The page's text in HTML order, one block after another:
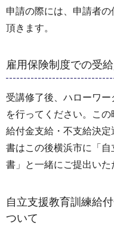
申請の際には、申請者
頂きます。
雇用保険制度での受
受講修了後、ハローワ
を行ってください。こ
給付金支給・不支給決
書はこの後横浜市に「
書」と一緒にご提出いた
自立支援教育訓練給
ついて